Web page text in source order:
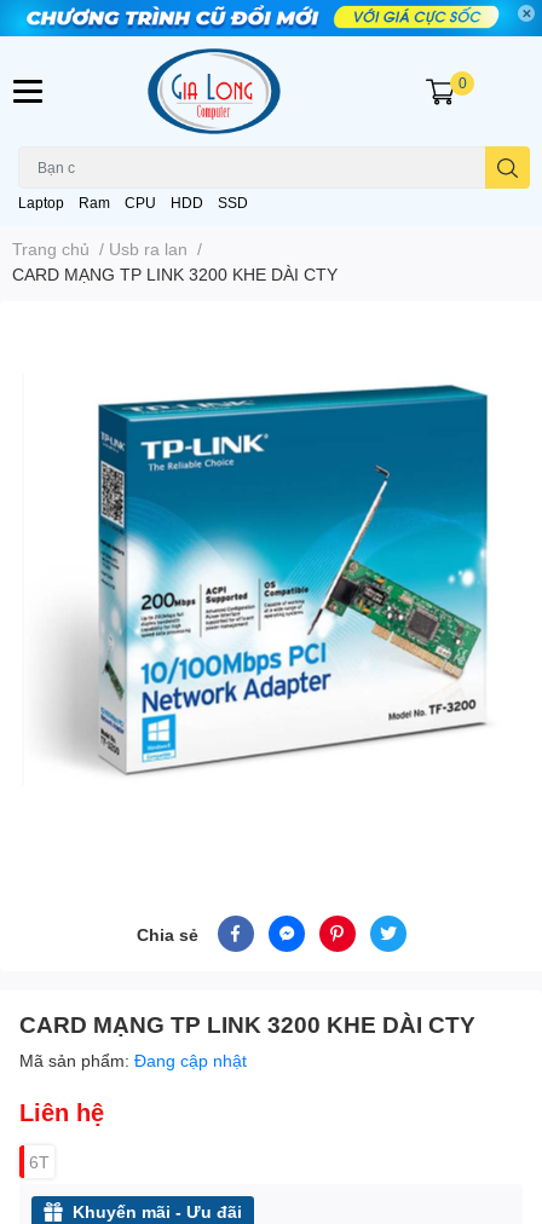
Laptop Ram CPU HDD SSD
0
Trang chủ / Usb ra lan /
CARD MẠNG TP LINK 3200 KHE DÀI CTY
Chia sẻ
CARD MẠNG TP LINK 3200 KHE DÀI CTY
Mã sản phẩm: Đang cập nhật
Liên hệ
6T
Khuyến mãi - Ưu đãi